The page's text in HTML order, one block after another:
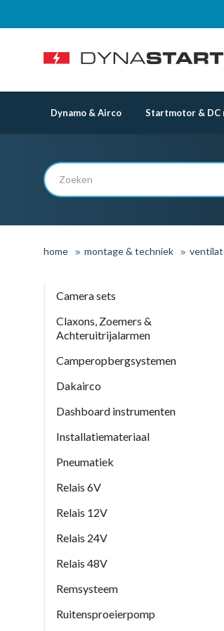
Dynamo & Airco Startmotor & DC
home montage & techniek
Camera sets
Claxons, Zoemers &
Achteruitrijalarmen
Camperopbergsystemen
Dakairco
Dashboard instrumenten
Installatiemateriaal
Pneumatiek
Relais 6V
Relais 12V
Relais 24V
Relais 48V
Remsysteem
Ruitensproeierpomp